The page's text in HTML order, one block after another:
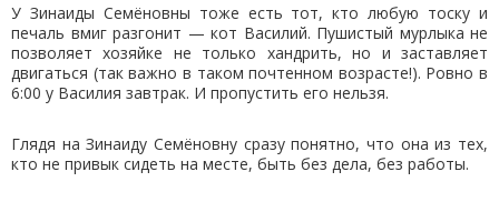
У Зинаиды Семёновны тоже есть тот, кто любую тоску и
печаль вмиг разгонит — кот Василий. Пушистый мурлыка не
позволяет хозяйке не только хандрить, но и заставляет
двигаться (так важно в таком почтенном возрасте!). Ровно в
6:00 у Василия завтрак. И пропустить его нельзя.
Глядя на Зинаиду Семёновну сразу понятно, что она из тех,
кто не привык сидеть на месте, быть без дела, без работы.